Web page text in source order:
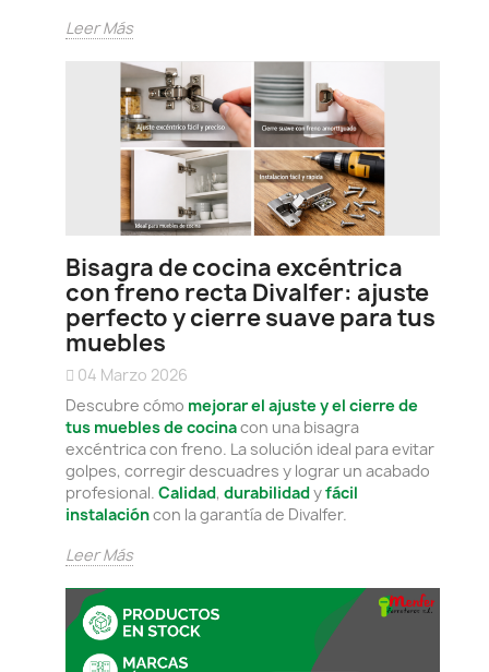
Leer Más
Bisagra de cocina excéntrica
con freno recta Divalfer: ajuste
perfecto y cierre suave para tus
muebles
04 Marzo 2026
Descubre cómo mejorar el ajuste y el cierre de
tus muebles de cocinacon una bisagra
excéntrica con freno. La solución ideal para evitar
golpes, corregir descuadres y lograr un acabado
profesional. Calidad, durabilidadyfácil
instalacióncon la garantía de Divalfer.
Leer Más